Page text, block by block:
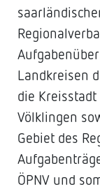
Landkreisen
die
Völklingen
Gebiet des
ÖPNV und